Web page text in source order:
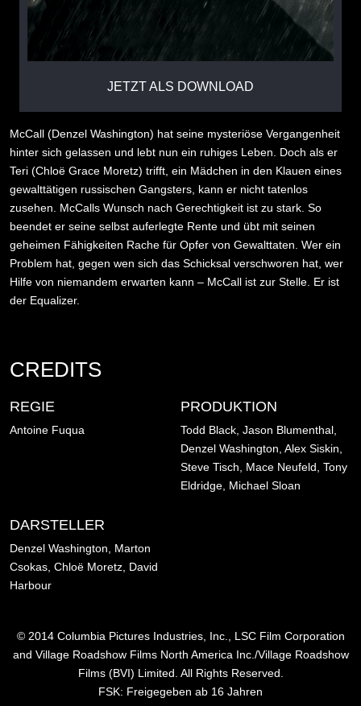
JETZT ALS DOWNLOAD
McCall (Denzel Washington) hat seine mysteriöse Vergangenheit
hinter sich gelassen und lebt nun ein ruhiges Leben. Doch als er
Teri (Chloë Grace Moretz) trifft, ein Mädchen in den Klauen eines
gewalttätigen russischen Gangsters, kann er nicht tatenlos
zusehen. McCalls Wunsch nach Gerechtigkeit ist zu stark. So
beendet er seine selbst auferlegte Rente und übt mit seinen
geheimen Fähigkeiten Rache für Opfer von Gewalttaten. Wer ein
Problem hat, gegen wen sich das Schicksal verschworen hat, wer
Hilfe von niemandem erwarten kann – McCall ist zur Stelle. Er ist
der Equalizer.
CREDITS
REGIE
Antoine Fuqua
PRODUKTION
Todd Black, Jason Blumenthal,
Denzel Washington, Alex Siskin,
Steve Tisch, Mace Neufeld, Tony
Eldridge, Michael Sloan
DARSTELLER
Denzel Washington, Marton
Csokas, Chloë Moretz, David
Harbour
© 2014 Columbia Pictures Industries, Inc., LSC Film Corporation
and Village Roadshow Films North America Inc./Village Roadshow
Films (BVI) Limited. All Rights Reserved.
FSK: Freigegeben ab 16 Jahren